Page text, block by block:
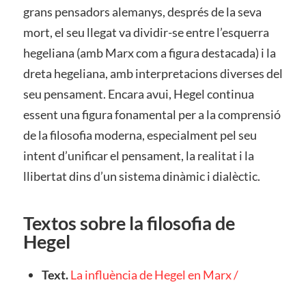
grans pensadors alemanys, després de la seva
mort, el seu llegat va dividir-se entre l’esquerra
hegeliana (amb Marx com a figura destacada) i la
dreta hegeliana, amb interpretacions diverses del
seu pensament. Encara avui, Hegel continua
essent una figura fonamental per a la comprensió
de la filosofia moderna, especialment pel seu
intent d’unificar el pensament, la realitat i la
llibertat dins d’un sistema dinàmic i dialèctic.
Textos sobre la filosofia de
Hegel
Text. La influència de Hegel en Marx /